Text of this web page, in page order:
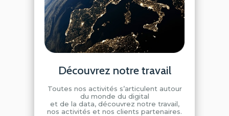
Découvrez notre travail
Toutes nos activités s’articulent autour
du monde du digital
et de la data, découvrez notre travail,
nos activités et nos clients partenaires.